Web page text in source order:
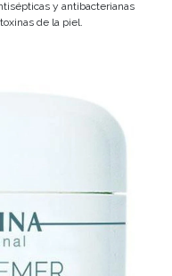
y antibacterianas
de la piel.